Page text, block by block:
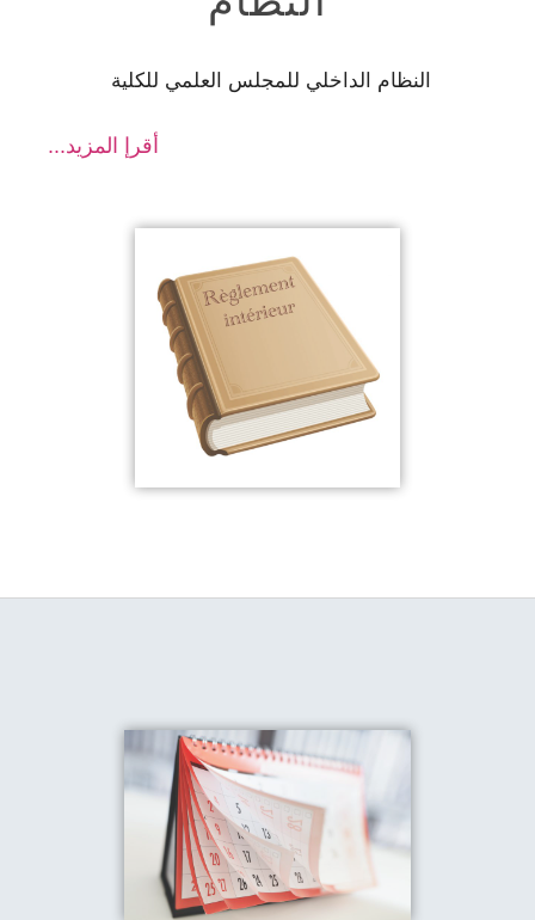
النظام الداخلي للمجلس العلمي للكلية
أقرإ المزيد...